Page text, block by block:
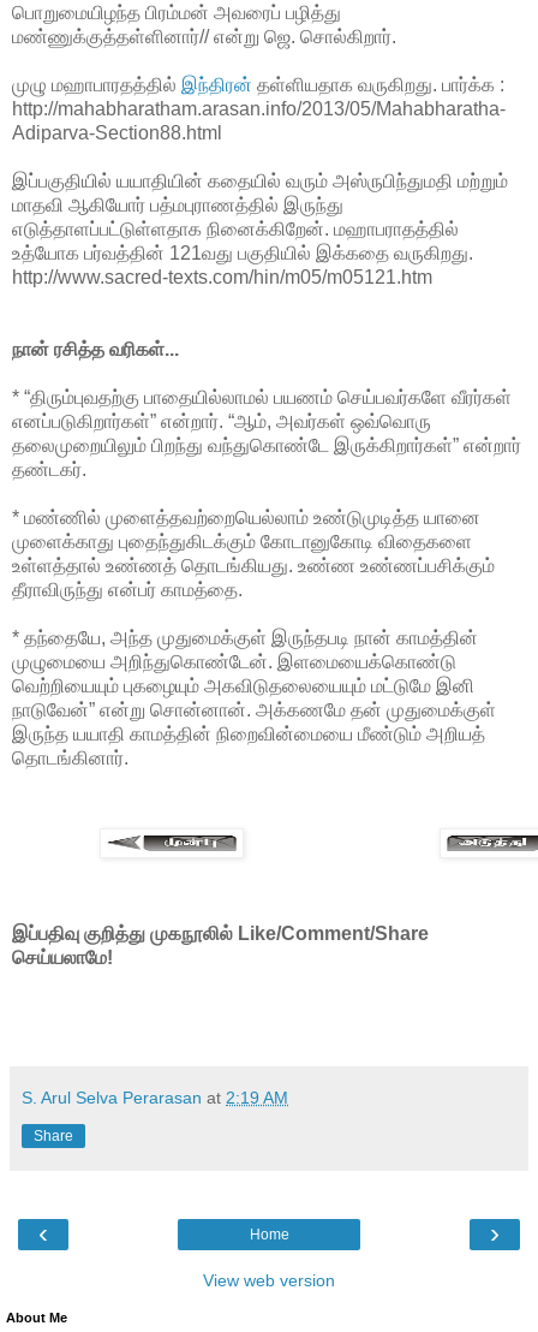
பொறுமையிழந்த பிரம்மன் அவரைப் பழித்து
மண்ணுக்குத்தள்ளினார்// என்று ஜெ. சொல்கிறார்.
முழு மஹாபாரதத்தில் இந்திரன் தள்ளியதாக வருகிறது. பார்க்க :
http://mahabharatham.arasan.info/2013/05/Mahabharatha-
Adiparva-Section88.html
இப்பகுதியில் யயாதியின் கதையில் வரும் அஸ்ருபிந்துமதி மற்றும்
மாதவி ஆகியோர் பத்மபுராணத்தில் இருந்து
எடுத்தாளப்பட்டுள்ளதாக நினைக்கிறேன். மஹாபராதத்தில்
உத்யோக பர்வத்தின் 121வது பகுதியில் இக்கதை வருகிறது.
http://www.sacred-texts.com/hin/m05/m05121.htm
நான் ரசித்த வரிகள்...
* “திரும்புவதற்கு பாதையில்லாமல் பயணம் செய்பவர்களே வீரர்கள்
எனப்படுகிறார்கள்” என்றார். “ஆம், அவர்கள் ஒவ்வொரு
தலைமுறையிலும் பிறந்து வந்துகொண்டே இருக்கிறார்கள்” என்றார்
தண்டகர்.
* மண்ணில் முளைத்தவற்றையெல்லாம் உண்டுமுடித்த யானை
முளைக்காது புதைந்துகிடக்கும் கோடானுகோடி விதைகளை
உள்ளத்தால் உண்ணத் தொடங்கியது. உண்ண உண்ணப்பசிக்கும்
தீராவிருந்து என்பர் காமத்தை.
* தந்தையே, அந்த முதுமைக்குள் இருந்தபடி நான் காமத்தின்
முழுமையை அறிந்துகொண்டேன். இளமையைக்கொண்டு
வெற்றியையும் புகழையும் அகவிடுதலையையும் மட்டுமே இனி
நாடுவேன்” என்று சொன்னான். அக்கணமே தன் முதுமைக்குள்
இருந்த யயாதி காமத்தின் நிறைவின்மையை மீண்டும் அறியத்
தொடங்கினார்.
இப்பதிவு குறித்து முகநூலில் Like/Comment/Share
செய்யலாமே!
S. Arul Selva Perarasan at 2:19 AM
Share
‹ ›
Home
View web version
About Me